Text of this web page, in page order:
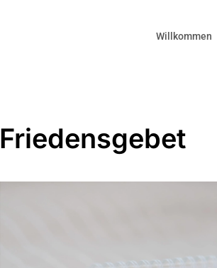
Willkommen
Friedensgebet